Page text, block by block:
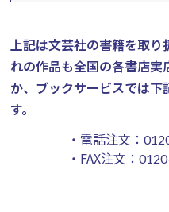
上記は文芸社の書籍を取り
れの作品も全国の各書店
か、ブックサービスでは
す。
・電話注文：
・FAX注文：